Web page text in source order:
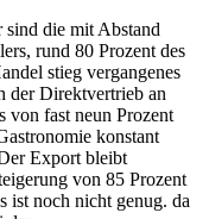
die mit Abstand
rund 80 Prozent des
stieg vergangenes
der Direktvertrieb an
von fast neun Prozent
konstant
Export bleibt
von 85 Prozent
ist noch nicht genug. da